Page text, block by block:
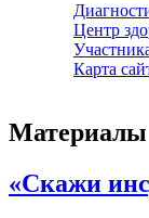
Центр
Карта
Материалы
«Скажи